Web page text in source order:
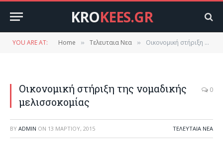
KROKEES.GR
YOU ARE AT: Home » Τελευταια Νεα » Οικονομική στήριξη της νομαδικής μελισσοκομίας
Οικονομική στήριξη της νομαδικής
μελισσοκομίας
0
BY ADMIN ON 13 ΜΑΡΤΊΟΥ, 2015 ΤΕΛΕΥΤΑΙΑ ΝΕΑ